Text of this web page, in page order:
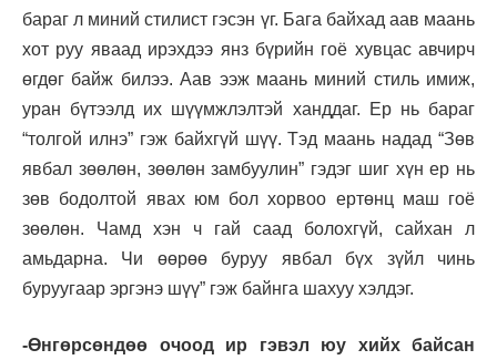
бараг л миний стилист гэсэн үг. Бага байхад аав маань
хот руу яваад ирэхдээ янз бүрийн гоё хувцас авчирч
өгдөг байж билээ. Аав ээж маань миний стиль имиж,
уран бүтээлд их шүүмжлэлтэй ханддаг. Ер нь бараг
“толгой илнэ” гэж байхгүй шүү. Тэд маань надад “Зөв
явбал зөөлөн, зөөлөн замбуулин” гэдэг шиг хүн ер нь
зөв бодолтой явах юм бол хорвоо ертөнц маш гоё
зөөлөн. Чамд хэн ч гай саад болохгүй, сайхан л
амьдарна. Чи өөрөө буруу явбал бүх зүйл чинь
буруугаар эргэнэ шүү” гэж байнга шахуу хэлдэг.
-Өнгөрсөндөө очоод ир гэвэл юу хийх байсан